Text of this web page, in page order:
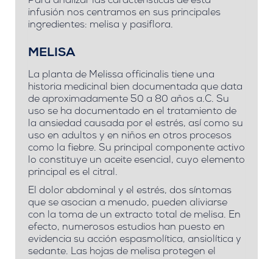
infusión nos centramos en sus principales
ingredientes: melisa y pasiflora.
MELISA
La planta de Melissa officinalis tiene una
historia medicinal bien documentada que data
de aproximadamente 50 a 80 años a.C. Su
uso se ha documentado en el tratamiento de
la ansiedad causada por el estrés, así como su
uso en adultos y en niños en otros procesos
como la fiebre. Su principal componente activo
lo constituye un aceite esencial, cuyo elemento
principal es el citral.
El dolor abdominal y el estrés, dos síntomas
que se asocian a menudo, pueden aliviarse
con la toma de un extracto total de melisa. En
efecto, numerosos estudios han puesto en
evidencia su acción espasmolítica, ansiolítica y
sedante. Las hojas de melisa protegen el